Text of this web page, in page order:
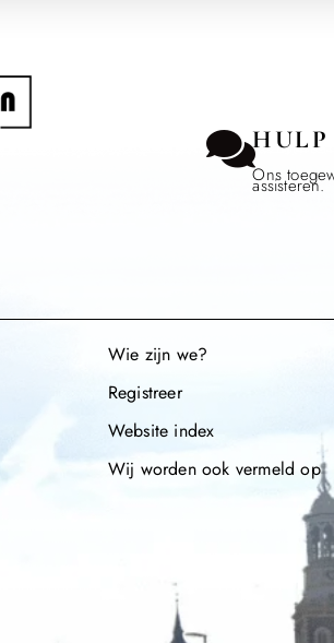
HULP
Ons
assisteren.
Wie zijn we?
Registreer
Website index
Wij worden ook vermeld op